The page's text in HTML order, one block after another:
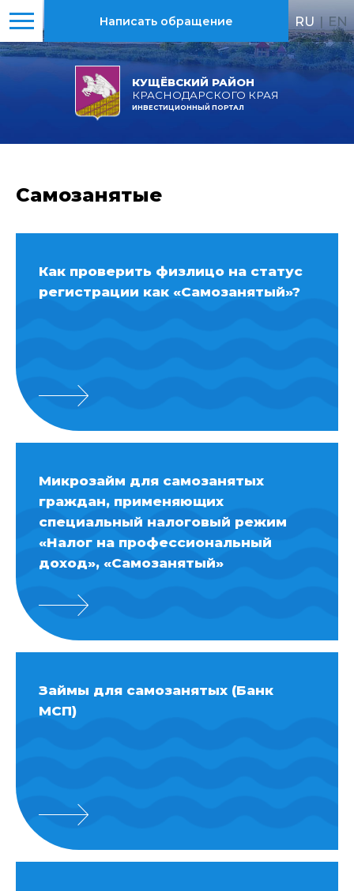
КУЩЁВСКИЙ РАЙОН
КРАСНОДАРСКОГО КРАЯ
ИНВЕСТИЦИОННЫЙ ПОРТАЛ
Написать обращение RU | EN
Самозанятые
Как проверить физлицо на статус
регистрации как «Самозанятый»?
Микрозайм для самозанятых
граждан, применяющих
специальный налоговый режим
«Налог на профессиональный
доход», «Самозанятый»
Займы для самозанятых (Банк
МСП)